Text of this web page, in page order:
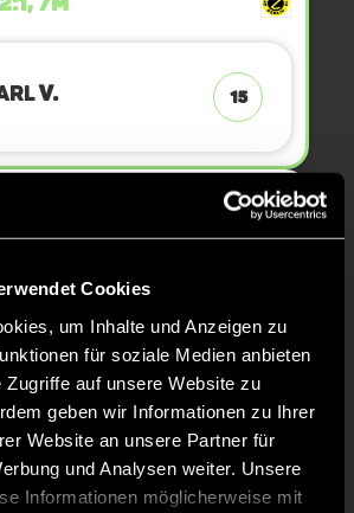
Cookies
um Inhalte und Anzeigen zu
für soziale Medien anbieten
Zugriffe auf unsere Website zu
geben wir Informationen zu Ihrer
Website an unsere Partner für
und Analysen weiter. Unsere
Informationen möglicherweise mit
V. 15
ECKE - VERGEBEN
ECKE
2. Halbzeit